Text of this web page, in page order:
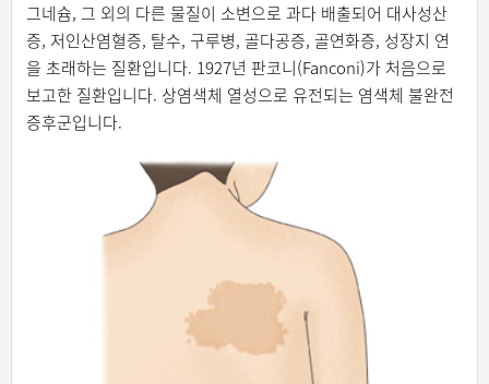
그네슘, 그 외의 다른 물질이 소변으로 과다 배출되어 대사성산
증, 저인산염혈증, 탈수, 구루병, 골다공증, 골연화증, 성장지 연
을 초래하는 질환입니다. 1927년 판코니(Fanconi)가 처음으로
보고한 질환입니다. 상염색체 열성으로 유전되는 염색체 불완전
증후군입니다.